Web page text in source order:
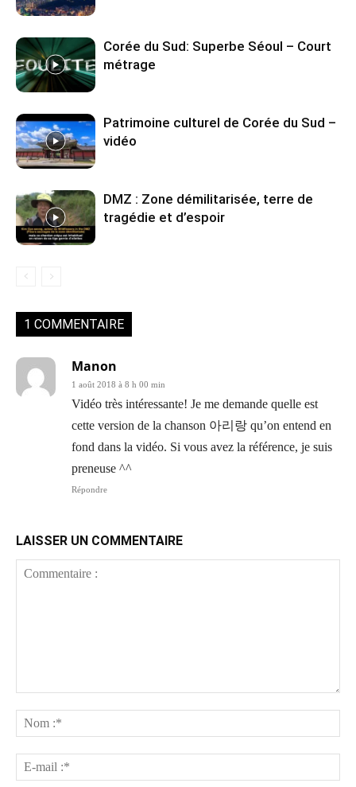
Corée du Sud: Superbe Séoul – Court
métrage
Patrimoine culturel de Corée du Sud –
vidéo
DMZ : Zone démilitarisée, terre de
tragédie et d’espoir
1 COMMENTAIRE
Manon
1 août 2018 à 8 h 00 min
Vidéo très intéressante! Je me demande quelle est
cette version de la chanson 아리랑 qu’on entend en
fond dans la vidéo. Si vous avez la référence, je suis
preneuse ^^
Répondre
LAISSER UN COMMENTAIRE